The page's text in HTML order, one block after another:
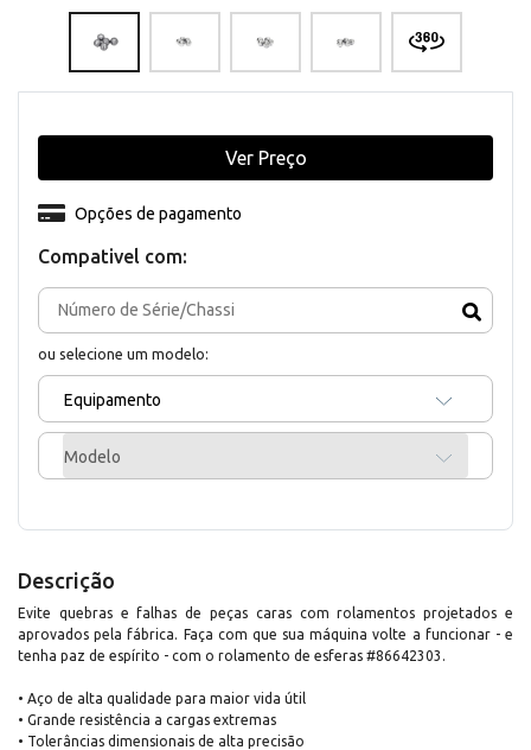
Compativel com:
ou selecione um modelo:
Equipamento
Modelo
Opções de pagamento
Ver Preço
Descrição
Evite quebras e falhas de peças caras com rolamentos projetados e
aprovados pela fábrica. Faça com que sua máquina volte a funcionar - e
tenha paz de espírito - com o rolamento de esferas #86642303.
• Aço de alta qualidade para maior vida útil
• Grande resistência a cargas extremas
• Tolerâncias dimensionais de alta precisão